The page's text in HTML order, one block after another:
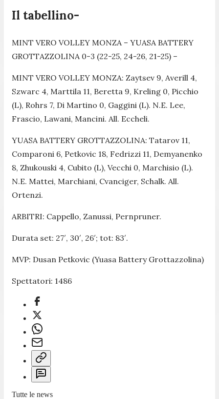
Il tabellino-
MINT VERO VOLLEY MONZA – YUASA BATTERY
GROTTAZZOLINA 0-3 (22-25, 24-26, 21-25) –
MINT VERO VOLLEY MONZA: Zaytsev 9, Averill 4,
Szwarc 4, Marttila 11, Beretta 9, Kreling 0, Picchio
(L), Rohrs 7, Di Martino 0, Gaggini (L). N.E. Lee,
Frascio, Lawani, Mancini. All. Eccheli.
YUASA BATTERY GROTTAZZOLINA: Tatarov 11,
Comparoni 6, Petkovic 18, Fedrizzi 11, Demyanenko
8, Zhukouski 4, Cubito (L), Vecchi 0, Marchisio (L).
N.E. Mattei, Marchiani, Cvanciger, Schalk. All.
Ortenzi.
ARBITRI: Cappello, Zanussi, Pernpruner.
Durata set: 27′, 30′, 26′; tot: 83′.
MVP: Dusan Petkovic (Yuasa Battery Grottazzolina)
Spettatori: 1486
Tutte le news